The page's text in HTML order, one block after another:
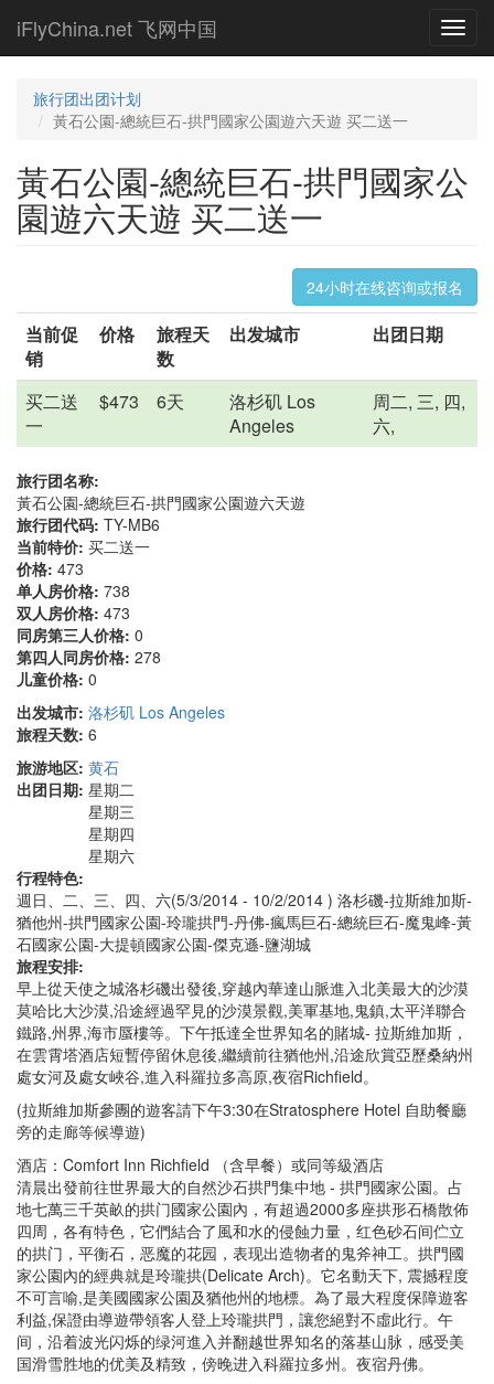
main
iFlyChina.net 飞网中国
旅行团出团计划
黃石公園-總統巨石-拱門國家公園遊六天遊 买二送一
黃石公園-總統巨石-拱門國家公
園遊六天遊 买二送一
24小时在线咨询或报名
当前促
销
价格
旅程天
数
出发城市 出团日期
买二送
一
$473 6天
洛杉矶 Los
Angeles
周二, 三, 四,
六,
旅行团名称:
黃石公園-總統巨石-拱門國家公園遊六天遊
旅行团代码: TY-MB6
当前特价: 买二送一
价格: 473
单人房价格: 738
双人房价格: 473
同房第三人价格: 0
第四人同房价格: 278
儿童价格: 0
出发城市: 洛杉矶 Los Angeles
旅程天数: 6
旅游地区: 黄石
出团日期: 星期二
星期三
星期四
星期六
行程特色:
週日、二、三、四、六(5/3/2014 - 10/2/2014 ) 洛杉磯-拉斯維加斯-
猶他州-拱門國家公園-玲瓏拱門-丹佛-瘋馬巨石-總統巨石-魔鬼峰-黃
石國家公園-大提頓國家公園-傑克遜-鹽湖城
旅程安排:
早上從天使之城洛杉磯出發後,穿越內華達山脈進入北美最大的沙漠
莫哈比大沙漠,沿途經過罕見的沙漠景觀,美軍基地,鬼鎮,太平洋聯合
鐵路,州界,海市蜃樓等。下午抵達全世界知名的賭城- 拉斯維加斯，
在雲霄塔酒店短暫停留休息後,繼續前往猶他州,沿途欣賞亞歷桑納州
處女河及處女峽谷,進入科羅拉多高原,夜宿Richfield。
(拉斯維加斯參團的遊客請下午3:30在Stratosphere Hotel 自助餐廳
旁的走廊等候導遊)
酒店：Comfort Inn Richfield （含早餐）或同等級酒店
清晨出發前往世界最大的自然沙石拱門集中地 - 拱門國家公園。占
地七萬三千英畝的拱门國家公園內，有超過2000多座拱形石橋散佈
四周，各有特色，它們結合了風和水的侵蝕力量，红色砂石间伫立
的拱门，平衡石，恶魔的花园，表现出造物者的鬼斧神工。拱門國
家公園內的經典就是玲瓏拱(Delicate Arch)。它名動天下, 震撼程度
不可言喻,是美國國家公園及猶他州的地標。為了最大程度保障遊客
利益,保證由導遊帶領客人登上玲瓏拱門，讓您絕對不虛此行。午
间，沿着波光闪烁的绿河進入并翻越世界知名的落基山脉，感受美
国滑雪胜地的优美及精致，傍晚进入科羅拉多州。夜宿丹佛。